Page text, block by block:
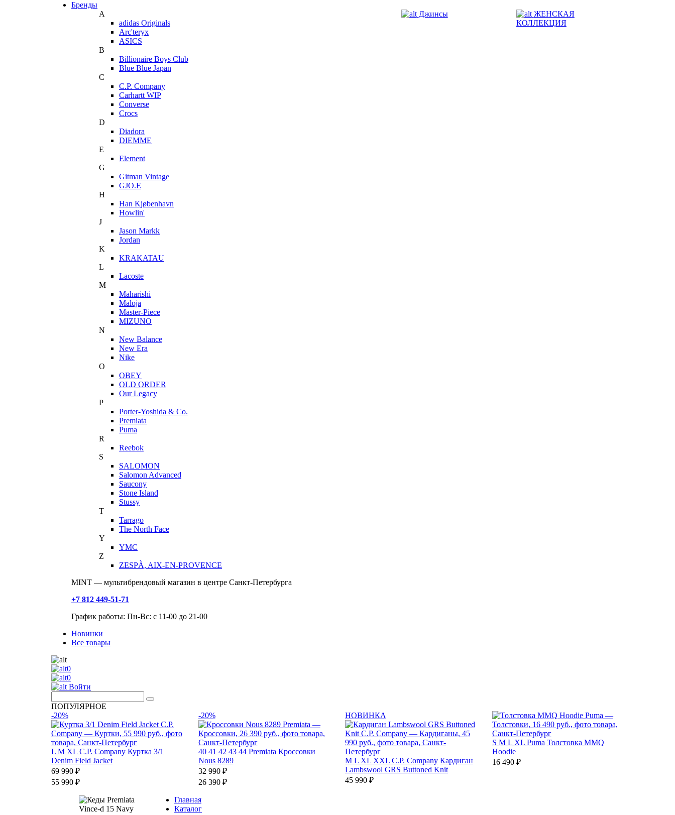
Бренды
A
adidas Originals
Arc'teryx
ASICS
B
Billionaire Boys Club
Blue Blue Japan
C
C.P. Company
Carhartt WIP
Converse
Crocs
D
Diadora
DIEMME
E
Element
G
Gitman Vintage
GJO.E
H
Han Kjøbenhavn
Howlin'
J
Jason Markk
Jordan
K
KRAKATAU
L
Lacoste
M
Maharishi
Maloja
Master-Piece
MIZUNO
N
New Balance
New Era
Nike
O
OBEY
OLD ORDER
Our Legacy
P
Porter-Yoshida & Co.
Premiata
Puma
R
Reebok
S
SALOMON
Salomon Advanced
Saucony
Stone Island
Stussy
T
Tarrago
The North Face
Y
YMC
Z
ZESPÀ, AIX-EN-PROVENCE
Джинсы
ЖЕНСКАЯ
КОЛЛЕКЦИЯ
MINT — мультибрендовый магазин в центре Санкт-Петербурга
+7 812 449-51-71
График работы: Пн-Вс: с 11-00 до 21-00
Новинки
Все товары
0
0
Войти
ПОПУЛЯРНОЕ
-20%
L M XL C.P. Company Куртка 3/1
Denim Field Jacket
69 990 ₽
55 990 ₽
-20%
40 41 42 43 44 Premiata Кроссовки
Nous 8289
32 990 ₽
26 390 ₽
НОВИНКА
M L XL XXL C.P. Company Кардиган
Lambswool GRS Buttoned Knit
45 990 ₽
S M L XL Puma Толстовка MMQ
Hoodie
16 490 ₽
Главная
Каталог